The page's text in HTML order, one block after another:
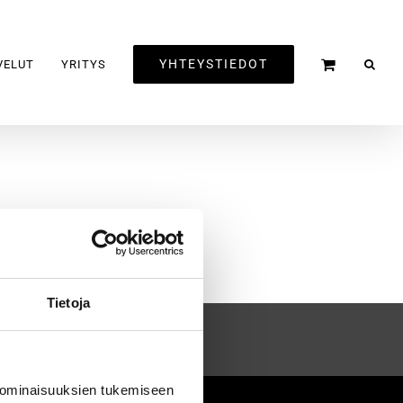
Tietoja
tukemiseen
YRITYS YHTEYSTIEDOT